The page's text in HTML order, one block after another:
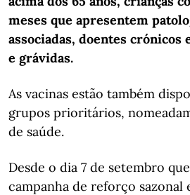
meses que apresentem
associadas, doentes
e grávidas.
As vacinas estão também
grupos prioritários,
de saúde.
Desde o dia 7 de setembro
campanha de reforço sazonal